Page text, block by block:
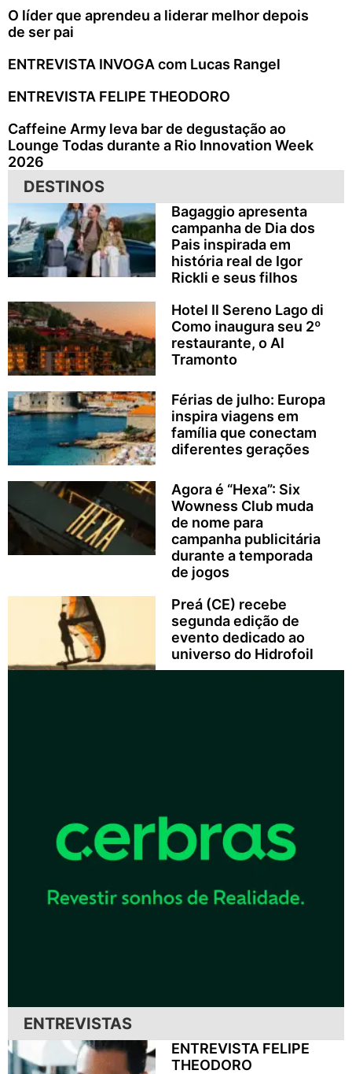
O líder que aprendeu a liderar melhor depois
de ser pai
ENTREVISTA INVOGA com Lucas Rangel
ENTREVISTA FELIPE THEODORO
Caffeine Army leva bar de degustação ao
Lounge Todas durante a Rio Innovation Week
2026
DESTINOS
Bagaggio apresenta
campanha de Dia dos
Pais inspirada em
história real de Igor
Rickli e seus filhos
Hotel Il Sereno Lago di
Como inaugura seu 2º
restaurante, o Al
Tramonto
Férias de julho: Europa
inspira viagens em
família que conectam
diferentes gerações
Agora é “Hexa”: Six
Wowness Club muda
de nome para
campanha publicitária
durante a temporada
de jogos
Preá (CE) recebe
segunda edição de
evento dedicado ao
universo do Hidrofoil
ENTREVISTAS
ENTREVISTA FELIPE
THEODORO